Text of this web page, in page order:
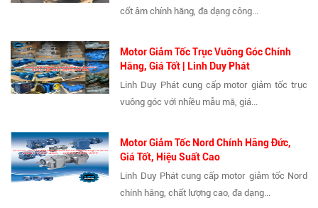
cốt âm chính hãng, đa dạng công...
Motor Giảm Tốc Trục Vuông Góc Chính
Hãng, Giá Tốt | Linh Duy Phát
Linh Duy Phát cung cấp motor giảm tốc trục
vuông góc với nhiều mẫu mã, giá...
Motor Giảm Tốc Nord Chính Hãng Đức,
Giá Tốt, Hiệu Suất Cao
Linh Duy Phát cung cấp motor giảm tốc Nord
chính hãng, chất lượng cao, đa dạng...